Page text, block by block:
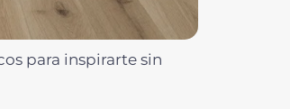
para inspirarte sin